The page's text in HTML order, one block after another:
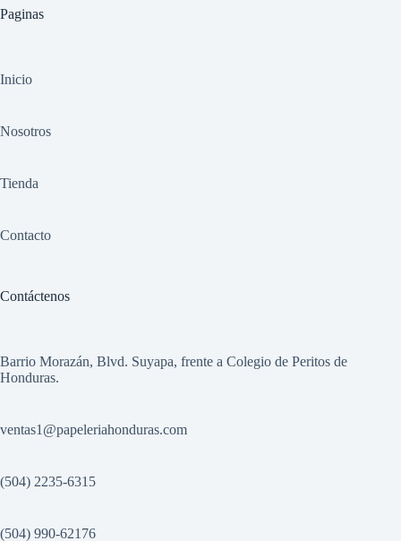
Paginas
Inicio
Nosotros
Tienda
Contacto
Contáctenos
Barrio Morazán, Blvd. Suyapa, frente a Colegio de Peritos de
Honduras.
ventas1 @papeleriahonduras.com
(504) 2235-6315
(504) 990-62176